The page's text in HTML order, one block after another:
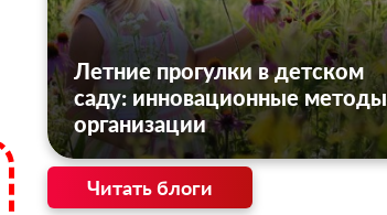
Летние прогулки в детском
саду: инновационные методы
организации
Читать блоги